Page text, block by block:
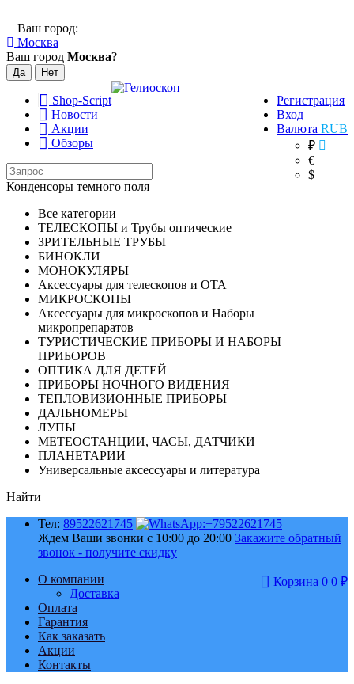
Ваш город:
Москва
Ваш город Москва?
Shop-Script
Новости
Акции
Обзоры
Регистрация
Вход
Валюта RUB
₽
€
$
Конденсоры темного поля
Все категории
ТЕЛЕСКОПЫ и Трубы оптические
ЗРИТЕЛЬНЫЕ ТРУБЫ
БИНОКЛИ
МОНОКУЛЯРЫ
Аксессуары для телескопов и ОТА
МИКРОСКОПЫ
Аксессуары для микроскопов и Наборы
микропрепаратов
ТУРИСТИЧЕСКИЕ ПРИБОРЫ И НАБОРЫ
ПРИБОРОВ
ОПТИКА ДЛЯ ДЕТЕЙ
ПРИБОРЫ НОЧНОГО ВИДЕНИЯ
ТЕПЛОВИЗИОННЫЕ ПРИБОРЫ
ДАЛЬНОМЕРЫ
ЛУПЫ
МЕТЕОСТАНЦИИ, ЧАСЫ, ДАТЧИКИ
ПЛАНЕТАРИИ
Универсальные аксессуары и литература
Найти
Тел: 89522621745
Ждем Ваши звонки с 10:00 до 20:00 Закажите обратный
звонок - получите скидку
Корзина 0 0 ₽
О компании
Доставка
Оплата
Гарантия
Как заказать
Акции
Контакты